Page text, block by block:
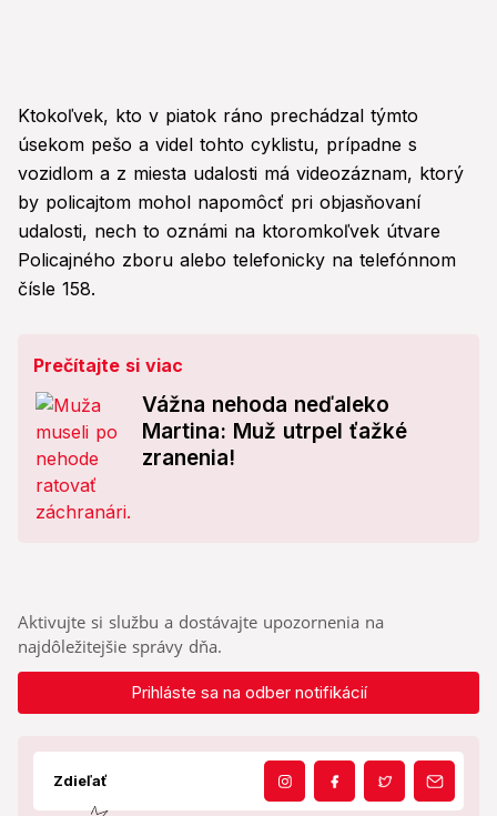
Ktokoľvek, kto v piatok ráno prechádzal týmto
úsekom pešo a videl tohto cyklistu, prípadne s
vozidlom a z miesta udalosti má videozáznam, ktorý
by policajtom mohol napomôcť pri objasňovaní
udalosti, nech to oznámi na ktoromkoľvek útvare
Policajného zboru alebo telefonicky na telefónnom
čísle 158.
Prečítajte si viac
Vážna nehoda neďaleko
Martina: Muž utrpel ťažké
zranenia!
Aktivujte si službu a dostávajte upozornenia na
najdôležitejšie správy dňa.
Prihláste sa na odber notifikácií
Zdieľať